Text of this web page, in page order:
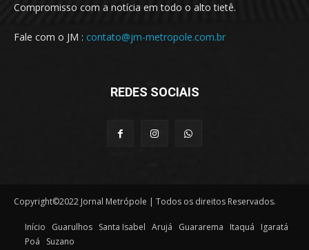
Compromisso com a notícia em todo o alto tietê.
Fale com o JM : contato@jm-metropole.com.br
REDES SOCIAIS
Copyright©2022 Jornal Metrópole | Todos os direitos Reservados.
Início Guarulhos Santa Isabel Arujá Guararema Itaquá
Igaratá
Poá
Suzano